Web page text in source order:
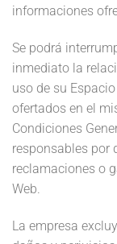
informaciones
Se podrá
inmediato la
uso de su
ofertados en el
Condiciones
responsables por
reclamaciones o
Web.
La empresa